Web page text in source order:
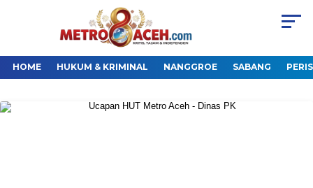
HOME HUKUM & KRIMINAL NANGGROE SABANG